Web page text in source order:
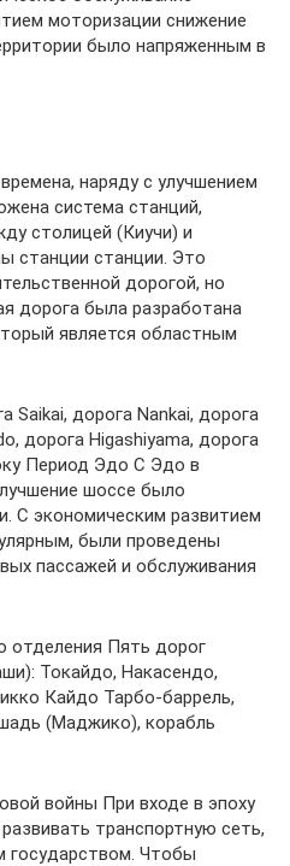
моторизации снижение
было напряженным в
наряду с улучшением
система станций,
столицей (Киучи) и
станции станции. Это
дорогой, но
дорога была разработана
является областным
Saikai, дорога Nankai, дорога
дорога Higashiyama, дорога
Период Эдо С Эдо в
шоссе было
С экономическим развитием
были проведены
пассажей и обслуживания
отделения Пять дорог
Токайдо, Накасендо,
Кайдо Тарбо-баррель,
(Маджико), корабль
войны При входе в эпоху
транспортную сеть,
государством. Чтобы